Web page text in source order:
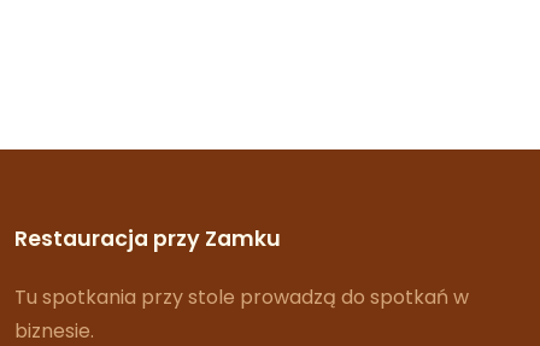
Restauracja przy Zamku
Tu spotkania przy stole prowadzą do spotkań w
biznesie.